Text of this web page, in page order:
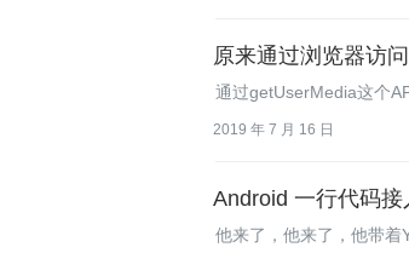
原来通过浏览器访
通过getUserMedia这个
2019 年 7 月 16 日
Android 一行代码接
他来了，他来了，他带着